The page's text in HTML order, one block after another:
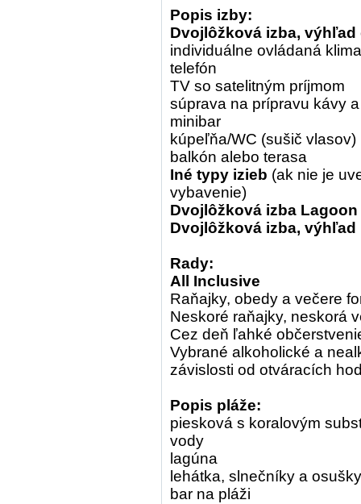
Popis izby:
Dvojlôžková izba, výhľad
individuálne ovládaná
telefón
TV so satelitným príjmom
súprava na prípravu kávy
minibar
kúpeľňa/WC (sušič vlasov)
balkón alebo terasa
Iné typy izieb (ak nie je
vybavenie)
Dvojlôžková izba
Dvojlôžková izba, výhľad
Rady:
All Inclusive
Raňajky, obedy a večere
Neskoré raňajky, neskorá
Cez deň ľahké
Vybrané alkoholické a
závislosti od otváracích
Popis pláže:
piesková s koralovým
vody
lagúna
lehátka, slnečníky a
bar na pláži